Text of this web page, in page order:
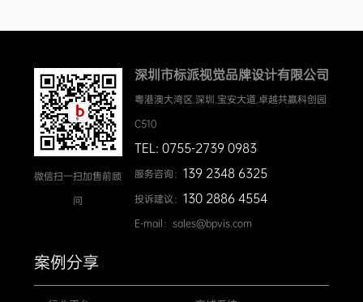
微信扫一扫加售前顾
问
深圳市标派视觉品牌设计有限公司
粤港澳大湾区.深圳.宝安大道.卓越共赢科创园
C510
TEL: 0755-2739 0983
服务咨询： 139 2348 6325
投诉建议： 130 2886 4554
E-mail：sales@bpvis.com
案例分享